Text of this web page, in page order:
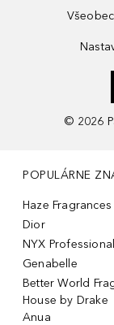
© 2026
POPULÁRNE
Haze Fragrances
Dior
NYX
Genabelle
Better World
House by Drake
Anua